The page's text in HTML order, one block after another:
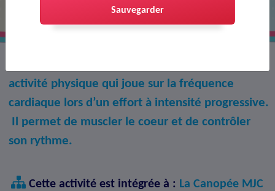
activité physique qui joue sur la fréquence
cardiaque lors d’un effort à intensité progressive.
Il permet de muscler le coeur et de contrôler
son rythme.
Cette activité est intégrée à : La Canopée MJC
Sauvegarder